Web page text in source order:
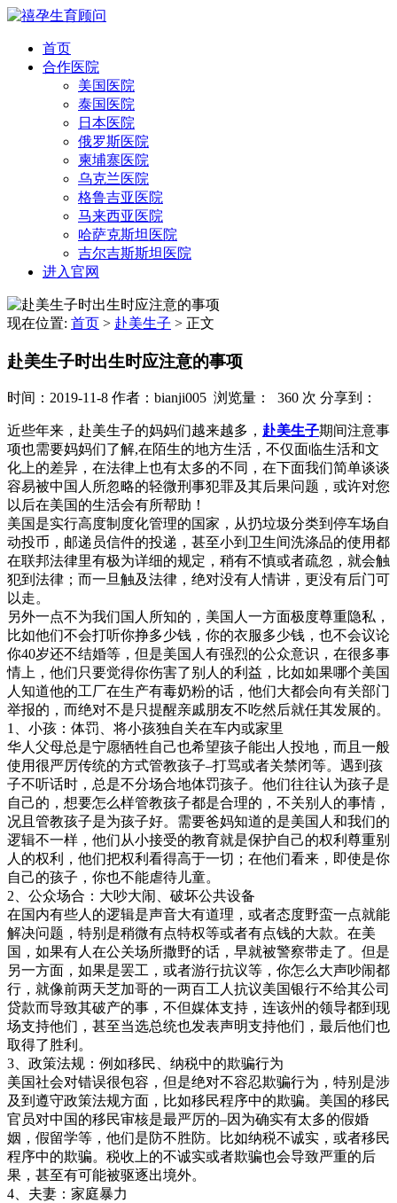
首页
合作医院
美国医院
泰国医院
日本医院
俄罗斯医院
柬埔寨医院
乌克兰医院
格鲁吉亚医院
马来西亚医院
哈萨克斯坦医院
吉尔吉斯斯坦医院
进入官网
现在位置: 首页 > 赴美生子 > 正文
赴美生子时出生时应注意的事项
时间：2019-11-8 作者：bianji005 浏览量： 360 次 分享到：
近些年来，赴美生子的妈妈们越来越多， 赴美生子期间注意事
项也需要妈妈们了解,在陌生的地方生活，不仅面临生活和文
化上的差异，在法律上也有太多的不同，在下面我们简单谈谈
容易被中国人所忽略的轻微刑事犯罪及其后果问题，或许对您
以后在美国的生活会有所帮助！
美国是实行高度制度化管理的国家，从扔垃圾分类到停车场自
动投币，邮递员信件的投递，甚至小到卫生间洗涤品的使用都
在联邦法律里有极为详细的规定，稍有不慎或者疏忽，就会触
犯到法律；而一旦触及法律，绝对没有人情讲，更没有后门可
以走。
另外一点不为我们国人所知的，美国人一方面极度尊重隐私，
比如他们不会打听你挣多少钱，你的衣服多少钱，也不会议论
你40岁还不结婚等，但是美国人有强烈的公众意识，在很多事
情上，他们只要觉得你伤害了别人的利益，比如如果哪个美国
人知道他的工厂在生产有毒奶粉的话，他们大都会向有关部门
举报的，而绝对不是只提醒亲戚朋友不吃然后就任其发展的。
1、小孩：体罚、将小孩独自关在车内或家里
华人父母总是宁愿牺牲自己也希望孩子能出人投地，而且一般
使用很严厉传统的方式管教孩子–打骂或者关禁闭等。遇到孩
子不听话时，总是不分场合地体罚孩子。他们往往认为孩子是
自己的，想要怎么样管教孩子都是合理的，不关别人的事情，
况且管教孩子是为孩子好。需要爸妈知道的是美国人和我们的
逻辑不一样，他们从小接受的教育就是保护自己的权利尊重别
人的权利，他们把权利看得高于一切；在他们看来，即使是你
自己的孩子，你也不能虐待儿童。
2、公众场合：大吵大闹、破坏公共设备
在国内有些人的逻辑是声音大有道理，或者态度野蛮一点就能
解决问题，特别是稍微有点特权等或者有点钱的大款。在美
国，如果有人在公关场所撒野的话，早就被警察带走了。但是
另一方面，如果是罢工，或者游行抗议等，你怎么大声吵闹都
行，就像前两天芝加哥的一两百工人抗议美国银行不给其公司
贷款而导致其破产的事，不但媒体支持，连该州的领导都到现
场支持他们，甚至当选总统也发表声明支持他们，最后他们也
取得了胜利。
3、政策法规：例如移民、纳税中的欺骗行为
美国社会对错误很包容，但是绝对不容忍欺骗行为，特别是涉
及到遵守政策法规方面，比如移民程序中的欺骗。美国的移民
官员对中国的移民审核是最严厉的–因为确实有太多的假婚
姻，假留学等，他们是防不胜防。比如纳税不诚实，或者移民
程序中的欺骗。税收上的不诚实或者欺骗也会导致严重的后
果，甚至有可能被驱逐出境外。
4、夫妻：家庭暴力